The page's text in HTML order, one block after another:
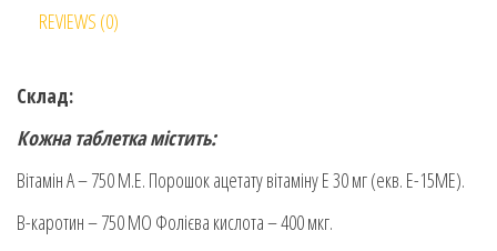
REVIEWS (0)
Склад:
Кожна таблетка містить:
Вітамін A – 750 M.E. Порошок ацетату вітаміну E 30 мг (екв. E-15ME).
В-каротин – 750 МО Фолієва кислота – 400 мкг.